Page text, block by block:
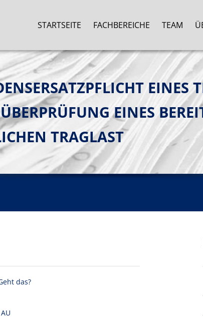
STARTSEITE FACHBEREICHE TEAM
EINES
EINES
TRAGLAST
das?